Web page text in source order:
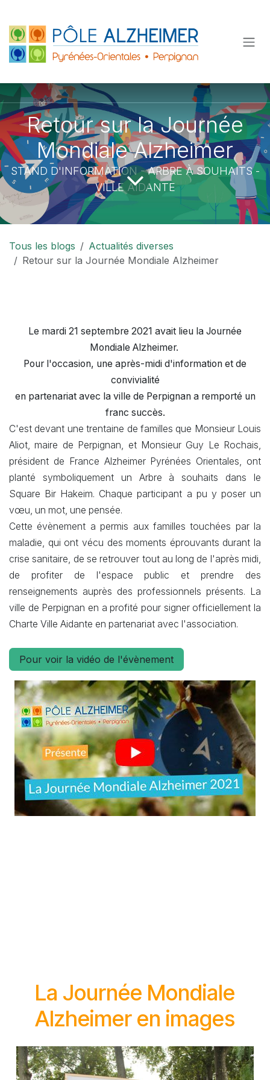
Retour sur la Journée
Mondiale Alzheimer
STAND D'INFORMATION - ARBRE À SOUHAITS -
VILLE AIDANTE
Tous les blogs
Actualités diverses
Retour sur la Journée Mondiale Alzheimer
Le mardi 21 septembre 2021 avait lieu la Journée
Mondiale Alzheimer.
Pour l'occasion, une après-midi d'information et de
convivialité
en partenariat avec la ville de Perpignan a remporté un
franc succès.
C'est devant une trentaine de familles que Monsieur Louis
Aliot, maire de Perpignan, et Monsieur Guy Le Rochais,
président de France Alzheimer Pyrénées Orientales, ont
planté symboliquement un Arbre à souhaits dans le
Square Bir Hakeim. Chaque participant a pu y poser un
vœu, un mot, une pensée.
Cette évènement a permis aux familles touchées par la
maladie, qui ont vécu des moments éprouvants durant la
crise sanitaire, de se retrouver tout au long de l'après midi,
de profiter de l'espace public et prendre des
renseignements auprès des professionnels présents. La
ville de Perpignan en a profité pour signer officiellement la
Charte Ville Aidante en partenariat avec l'association.
Pour voir la vidéo de l'évènement
La Journée Mondiale
Alzheimer en images